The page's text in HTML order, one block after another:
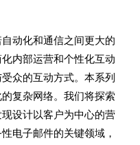
动化和通信之间更大的
内部运营和个性化互动
众的互动方式。本系列
复杂网络。我们将探索
设计以客户为中心的营
电子邮件的关键领域，